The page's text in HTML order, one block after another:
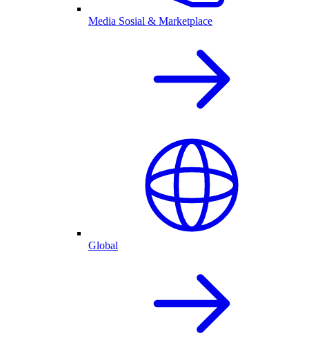
Media Sosial & Marketplace
Global